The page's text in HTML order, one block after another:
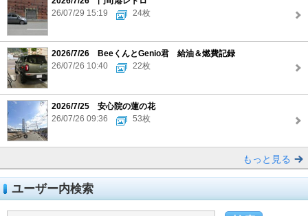
26/07/29 15:19
24枚
2026/7/26 BeeくんとGenio君 給油＆燃費記録
26/07/26 10:40
22枚
2026/7/25 安心院の蓮の花
26/07/26 09:36
53枚
もっと見る
ユーザー内検索